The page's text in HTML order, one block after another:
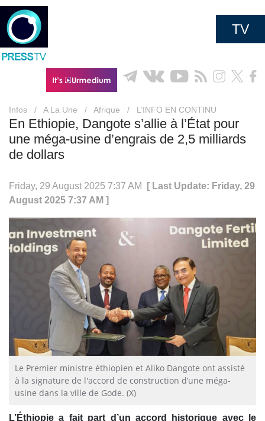
TV
Infos / A La Une / Afrique / L’INFO EN CONTINU
En Ethiopie, Dangote s’allie à l’État pour
une méga-usine d’engrais de 2,5 milliards
de dollars
Friday, 29 August 2025 7:37 AM
[ Last Update: Friday, 29
August 2025 7:37 AM ]
Le Premier ministre éthiopien et Aliko Dangote ont assisté
à la signature de l'accord de construction d’une méga-
usine dans la ville de Gode. (X)
L’Éthiopie a fait part d’un accord historique avec le